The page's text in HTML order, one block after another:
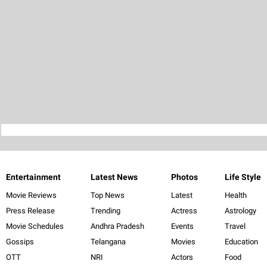
Entertainment
Movie Reviews
Press Release
Movie Schedules
Gossips
OTT
Latest News
Top News
Trending
Andhra Pradesh
Telangana
NRI
Photos
Latest
Actress
Events
Movies
Actors
Life Style
Health
Astrology
Travel
Education
Food